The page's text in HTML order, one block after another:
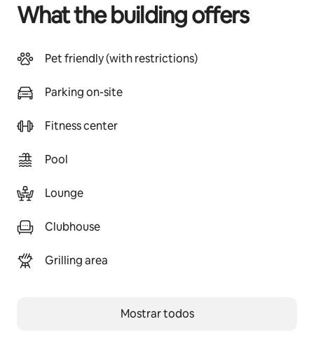
What the building offers
Pet friendly (with restrictions)
Parking on-site
Fitness center
Pool
Lounge
Clubhouse
Grilling area
Mostrar todos